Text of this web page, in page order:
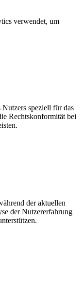
verwendet, um
speziell für das
Rechtskonformität bei
der aktuellen
der Nutzererfahrung